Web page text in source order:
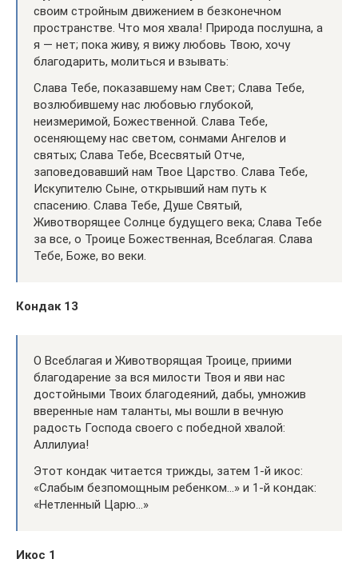
своим стройным движением в безконечном
пространстве. Что моя хвала! Природа послушна, а
я — нет; пока живу, я вижу любовь Твою, хочу
благодарить, молиться и взывать:
Слава Тебе, показавшему нам Свет; Слава Тебе,
возлюбившему нас любовью глубокой,
неизмеримой, Божественной. Слава Тебе,
осеняющему нас светом, сонмами Ангелов и
святых; Слава Тебе, Всесвятый Отче,
заповедовавший нам Твое Царство. Слава Тебе,
Искупителю Сыне, открывший нам путь к
спасению. Слава Тебе, Душе Святый,
Животворящее Солнце будущего века; Слава Тебе
за все, о Троице Божественная, Всеблагая. Слава
Тебе, Боже, во веки.
Кондак 13
О Всеблагая и Животворящая Троице, приими
благодарение за вся милости Твоя и яви нас
достойными Твоих благодеяний, дабы, умножив
вверенные нам таланты, мы вошли в вечную
радость Господа своего с победной хвалой:
Аллилуиа!
Этот кондак читается трижды, затем 1-й икос:
«Слабым безпомощным ребенком…» и 1-й кондак:
«Нетленный Царю…»
Икос 1